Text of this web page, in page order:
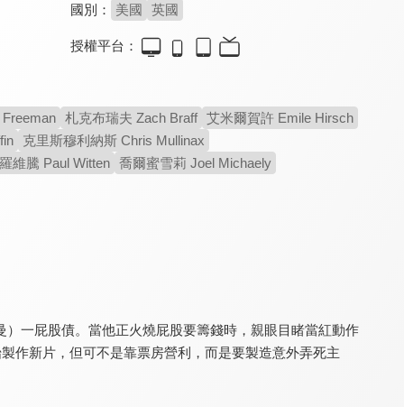
勇敢追夢、找到自我！ 一生就賭這一局！ 強檔連發，精采可期
6.5
笑翻觀眾的續集來了～
狂躁紐約
深受噪音困擾的人必看！
熱情如火(全新數位修復)
國別： 美國 英國
授權平台：
札克布瑞夫 Zach Braff 艾米爾賀許 Emile Hirsch
克里斯穆利納斯 Chris Mullinax
維騰 Paul Witten 喬爾蜜雪莉 Joel Michaely
一屁股債。當他正火燒屁股要籌錢時，親眼目睹當紅動作
作新片，但可不是靠票房營利，而是要製造意外弄死主